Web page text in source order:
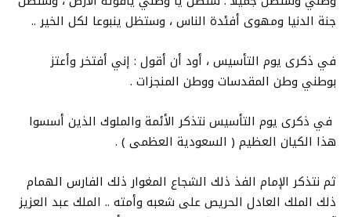
جنة الدنيا ومهوى أفئدة الناس ، وستظل ينبوعا لكل الخير ..
في ذكرى يوم التأسيس ، أود أن أقول : إني أفتخر وأعتز
بوطني وطن المقدسات ووطن المنجزات .
في ذكرى يوم التأسيس نتذكر الأئمة والملوك الذين أسسوا
هذا الكيان العظيم ( السعودية العظمى ) .
ثم نتذكر الإمام الفذ ذلك الشجاع المغوار ذلك الفارس الهمام
ذلك الملك العادل الحريص على شعبه وأمته .. الملك عبد العزيز